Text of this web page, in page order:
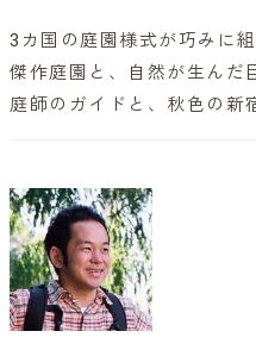
3カ国の庭園様式が巧みに
傑作庭園と、自然が生んだ
庭師のガイドと、秋色の新